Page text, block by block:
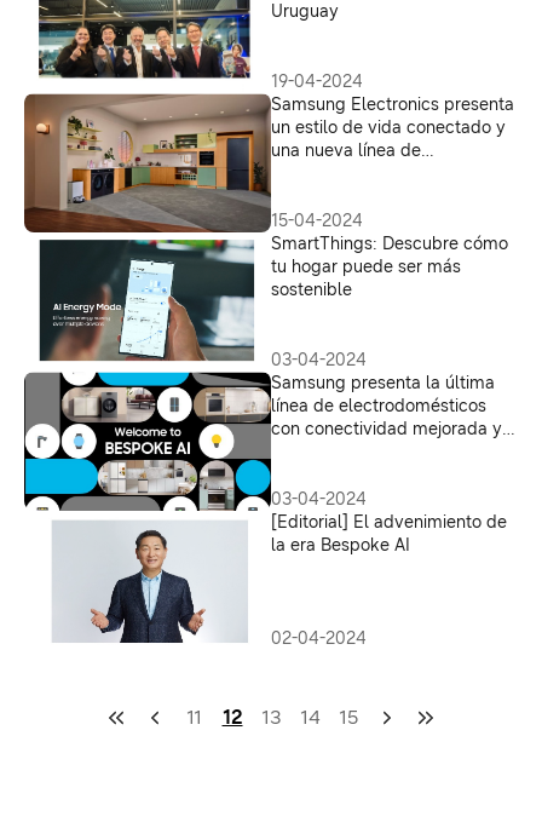
Uruguay
19-04-2024
Samsung Electronics presenta
un estilo de vida conectado y
una nueva línea de
2024
15-04-2024
SmartThings: Descubre cómo
tu hogar puede ser más
sostenible
03-04-2024
Samsung presenta la última
línea de electrodomésticos
con conectividad mejorada y
“Welcome to BESPOKE AI”
03-04-2024
[Editorial] El advenimiento de
la era Bespoke AI
02-04-2024
11 12 13 14 15